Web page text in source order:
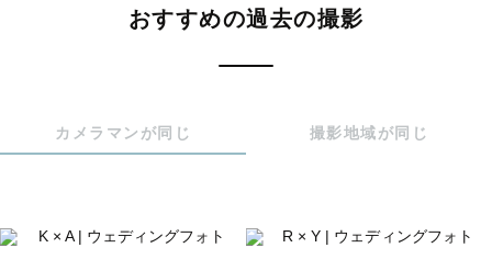
ら。
れることが楽しい。寝る前によくアルバムを広げて眺めて
おすすめの過去の撮影
カメラマンが同じ 撮影地域が同じ